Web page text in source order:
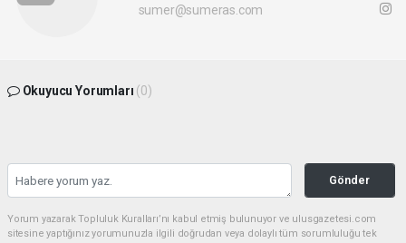
sumer@sumeras.com
Okuyucu Yorumları (0)
Gönder
Yorum yazarak Topluluk Kuralları’nı kabul etmiş bulunuyor ve ulusgazetesi.com
sitesine yaptığınız yorumunuzla ilgili doğrudan veya dolaylı tüm sorumluluğu tek